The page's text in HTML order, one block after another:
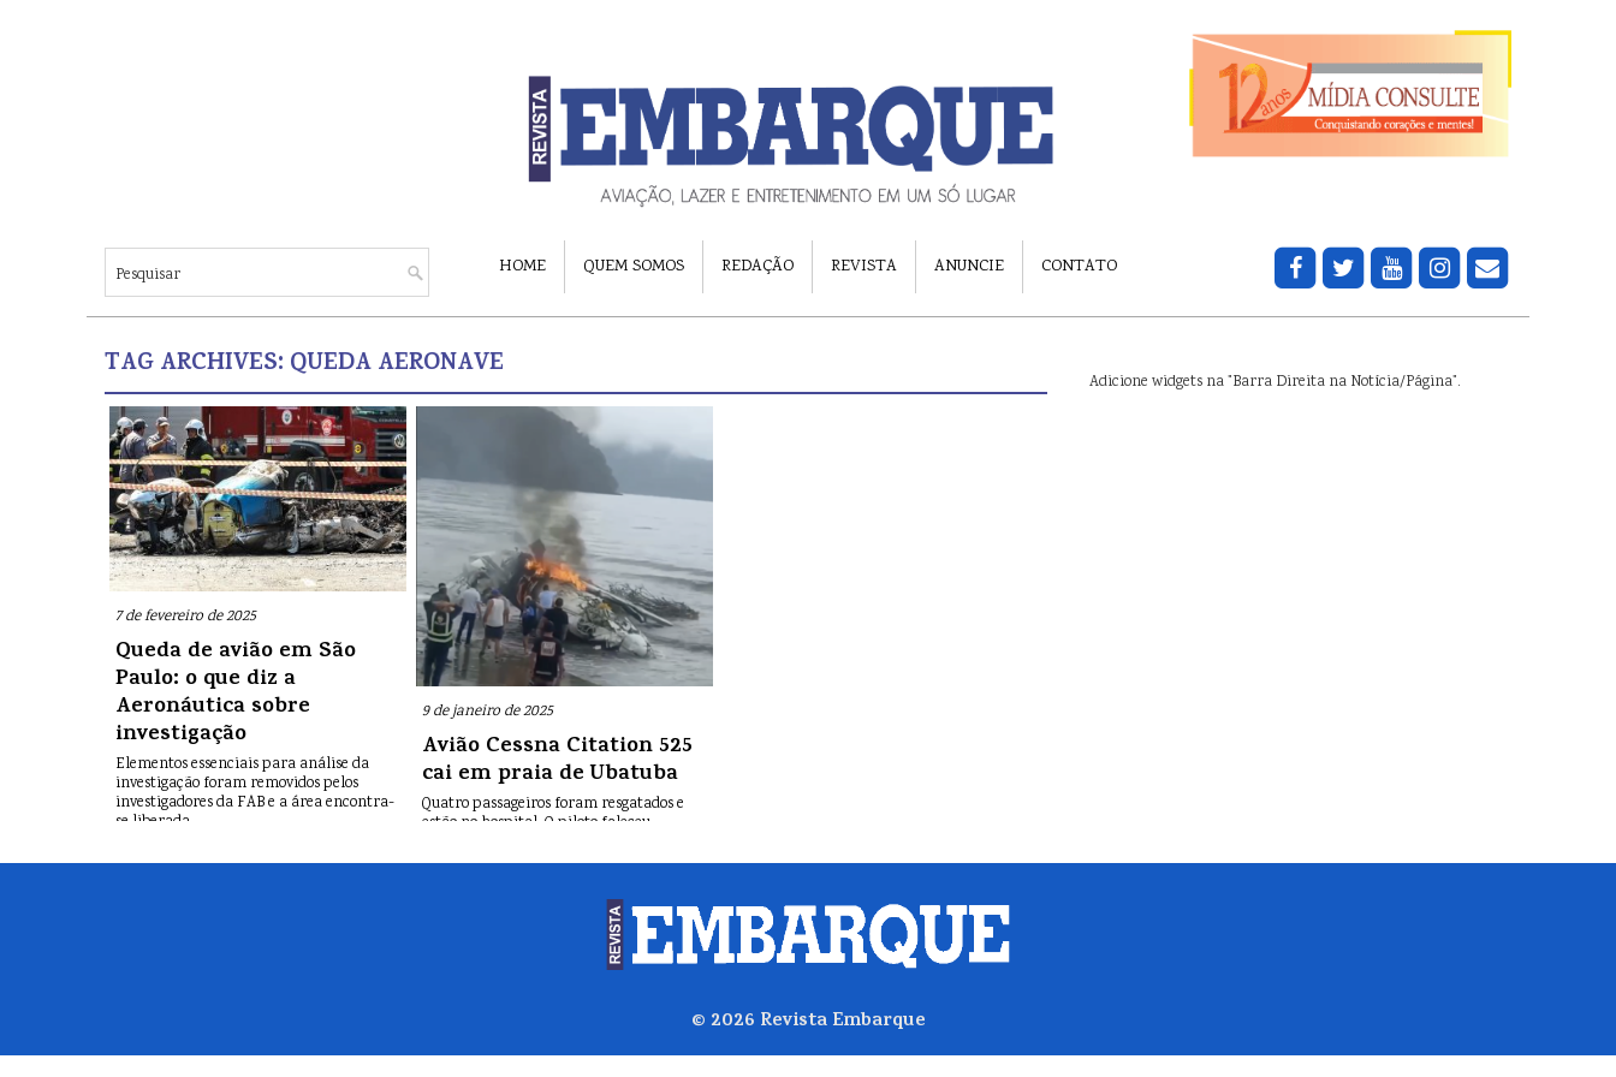
HOME QUEM SOMOS REDAÇÃO REVISTA ANUNCIE CONTATO
TAG ARCHIVES: QUEDA AERONAVE
7 de fevereiro de 2025
Queda de avião em São
Paulo: o que diz a
Aeronáutica sobre
investigação
Elementos essenciais para análise da
investigação foram removidos pelos
investigadores da FAB e a área encontra-
se liberada.
9 de janeiro de 2025
Avião Cessna Citation 525
cai em praia de Ubatuba
Quatro passageiros foram resgatados e
estão no hospital. O piloto faleceu.
Adicione widgets na "Barra Direita na Notícia/Página".
© 2026 Revista Embarque